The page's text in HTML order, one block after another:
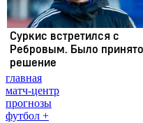
главная
матч-центр
прогнозы
футбол +